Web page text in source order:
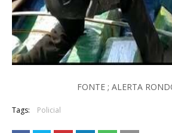
FONTE ; ALERTA
Tags: Policial